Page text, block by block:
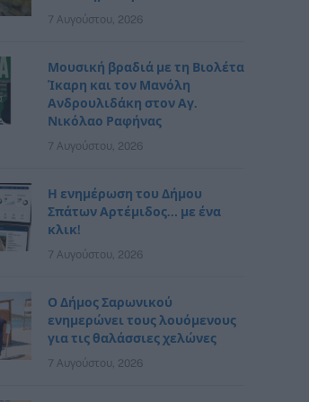
7 Αυγούστου, 2026
Μουσική βραδιά με τη Βιολέτα
Ίκαρη και τον Μανόλη
Ανδρουλιδάκη στον Αγ.
Νικόλαο Ραφήνας
7 Αυγούστου, 2026
Η ενημέρωση του Δήμου
Σπάτων Αρτέμιδος… με ένα
κλικ!
7 Αυγούστου, 2026
Ο Δήμος Σαρωνικού
ενημερώνει τους λουόμενους
για τις θαλάσσιες χελώνες
7 Αυγούστου, 2026